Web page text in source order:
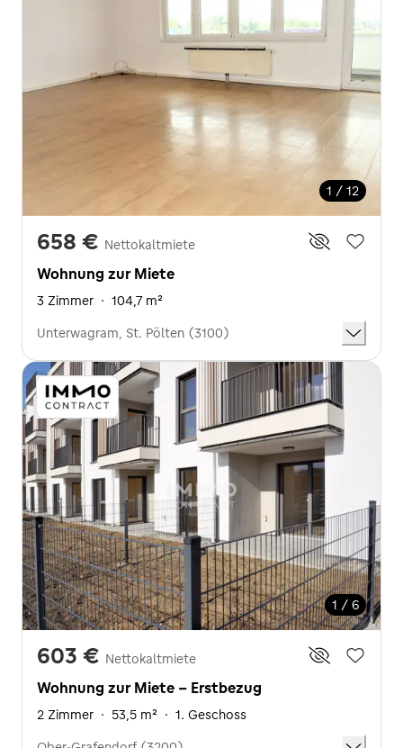
1 / 12
658 € Nettokaltmiete
Wohnung zur Miete
3 Zimmer · 104,7 m²
Unterwagram, St. Pölten (3100)
1 / 6
603 € Nettokaltmiete
Wohnung zur Miete - Erstbezug
2 Zimmer · 53,5 m² · 1. Geschoss